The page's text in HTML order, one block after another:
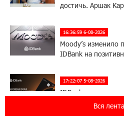
достичь. Аршак
16:36:59 6-08-2026
Moody’s изменило
IDBank на
17:22:07 5-08-2026
IDBank
World с
Вся